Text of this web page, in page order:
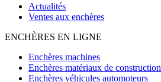
Actualités
Ventes aux enchères
ENCHÈRES EN LIGNE
Enchères machines
Enchères matériaux de construction
Enchères véhicules automoteurs